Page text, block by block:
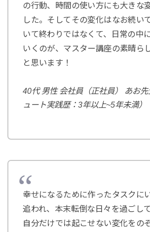
の行動、時間の使い方にも大きな
した。そしてその変化はなお続い
いて終わりではなくて、日常の中
いくのが、マスター講座の素晴ら
と思います！
40代 男性 会社員（正社員） あお
ュート実践歴：3年以上~5年未満）
幸せになるために作ったタスクに
追われ、本末転倒な日々を過ごし
自分だけでは起こせない変化をの